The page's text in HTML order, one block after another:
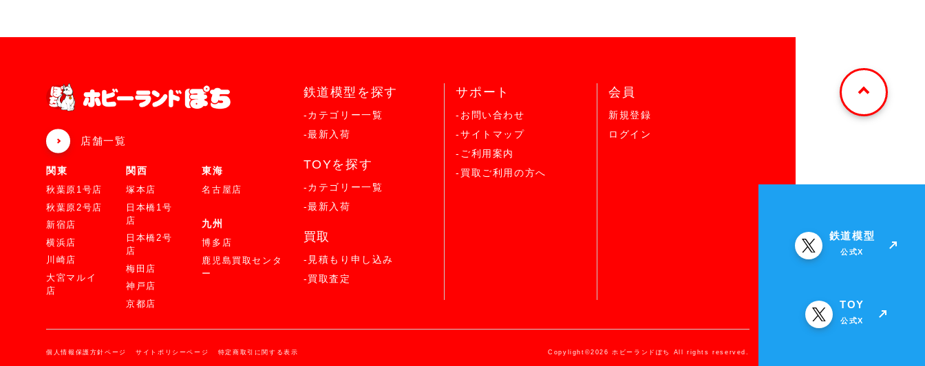
店舗一覧
関東
秋葉原1号店
秋葉原2号店
新宿店
横浜店
川崎店
大宮マルイ
店
関西
塚本店
日本橋1号
店
日本橋2号
店
梅田店
神戸店
京都店
東海
名古屋店
九州
博多店
鹿児島買取センタ
ー
鉄道模型を探す
-カテゴリー一覧
-最新入荷
TOYを探す
-カテゴリー一覧
-最新入荷
買取
-見積もり申し込み
-買取査定
サポート
-お問い合わせ
-サイトマップ
-ご利用案内
-買取ご利用の方へ
会員
新規登録
ログイン
個人情報保護方針ページ サイトポリシーページ 特定商取引に関する表示 Copylight©2026 ホビーランドぽち All rights reserved.
鉄道模型
公式X
TOY
公式X